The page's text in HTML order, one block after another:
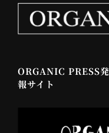
ORGANIC PRESS
報サイト